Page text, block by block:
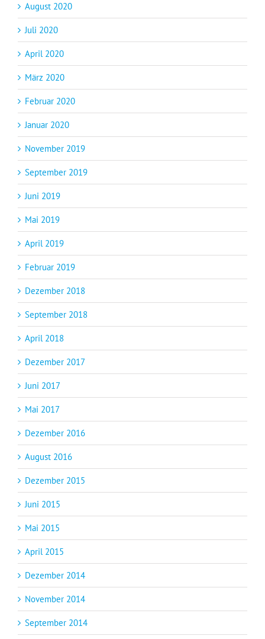
August 2020
Juli 2020
April 2020
März 2020
Februar 2020
Januar 2020
November 2019
September 2019
Juni 2019
Mai 2019
April 2019
Februar 2019
Dezember 2018
September 2018
April 2018
Dezember 2017
Juni 2017
Mai 2017
Dezember 2016
August 2016
Dezember 2015
Juni 2015
Mai 2015
April 2015
Dezember 2014
November 2014
September 2014